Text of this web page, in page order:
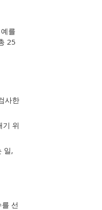
를
25
사한
기 위
일,
선